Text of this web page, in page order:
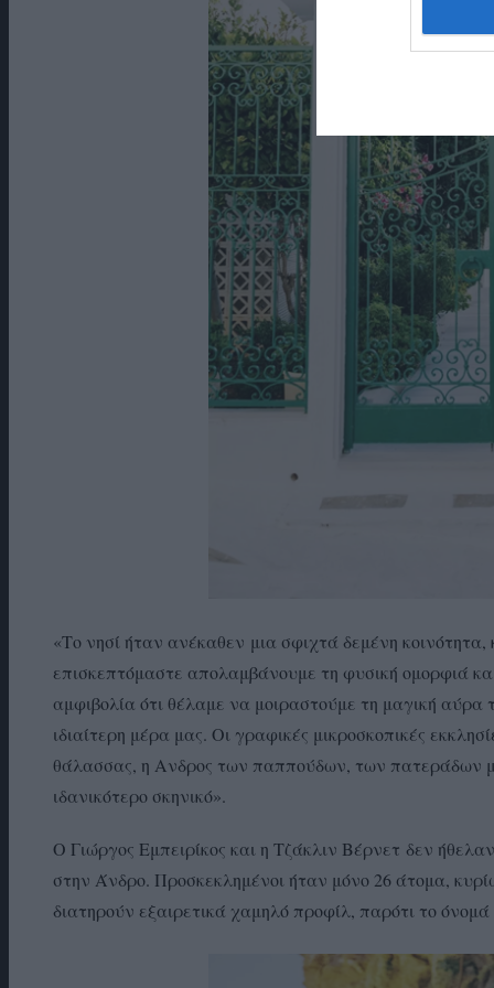
«Το νησί ήταν ανέκαθεν μια σφιχτά δεμένη
επισκεπτόμαστε απολαμβάνουμε τη φυσική ομορφιά
αμφιβολία ότι θέλαμε να μοιραστούμε τη μαγική αύρα
ιδιαίτερη μέρα μας. Οι γραφικές μικροσκοπικές
θάλασσας, η Ανδρος των παππούδων, των πατεράδων
ιδανικότερο σκηνικό».
Ο Γιώργος Εμπειρίκος και η Τζάκλιν Βέρνετ δεν
στην Άνδρο. Προσκεκλημένοι ήταν μόνο 26 άτομα,
διατηρούν εξαιρετικά χαμηλό προφίλ, παρότι το